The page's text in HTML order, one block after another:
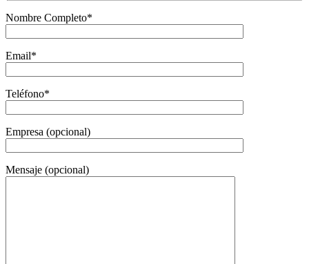
Nombre Completo*
Email*
Teléfono*
Empresa (opcional)
Mensaje (opcional)